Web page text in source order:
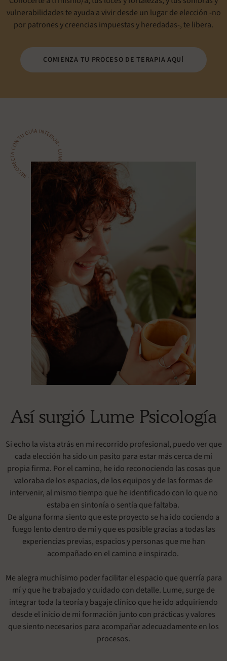
vulnerabilidades te ayuda a vivir desde un lugar de elección -no
por patrones y creencias impuestas y heredadas-, te libera.
COMIENZA TU PROCESO DE TERAPIA AQUÍ
Así surgió Lume Psicología
Si echo la vista atrás en mi recorrido profesional, puedo ver que
cada elección ha sido un pasito para estar más cerca de mi
propia firma. Por el camino, he ido reconociendo las cosas que
valoraba de los espacios, de los equipos y de las formas de
intervenir, al mismo tiempo que he identificado con lo que no
estaba en sintonía o sentía que faltaba.
De alguna forma siento que este proyecto se ha ido cociendo a
fuego lento dentro de mí y que es posible gracias a todas las
experiencias previas, espacios y personas que me han
acompañado en el camino e inspirado.
Me alegra muchísimo poder facilitar el espacio que querría para
mí y que he trabajado y cuidado con detalle. Lume, surge de
integrar toda la teoría y bagaje clínico que he ido adquiriendo
desde el inicio de mi formación junto con prácticas y valores
que siento necesarios para acompañar adecuadamente en los
procesos.